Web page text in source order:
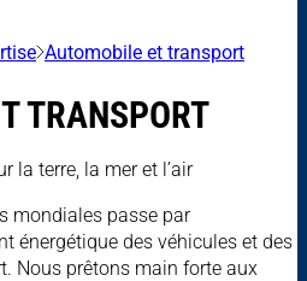
Automobile et transport
TRANSPORT
la terre, la mer et l’air
mondiales passe par
énergétique des véhicules et des
Nous prêtons main forte aux